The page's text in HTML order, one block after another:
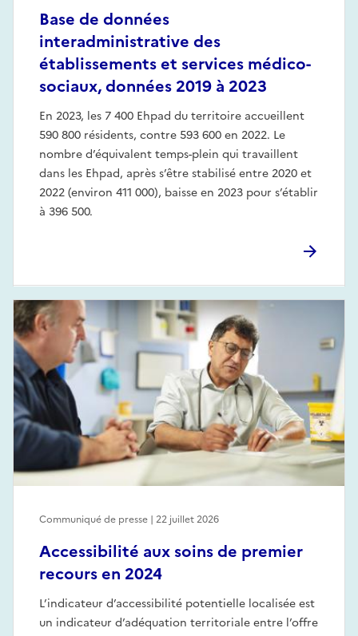
Base de données
interadministrative des
établissements et services médico-
sociaux, données 2019 à 2023
En 2023, les 7 400 Ehpad du territoire accueillent
590 800 résidents, contre 593 600 en 2022. Le
nombre d’équivalent temps-plein qui travaillent
dans les Ehpad, après s’être stabilisé entre 2020 et
2022 (environ 411 000), baisse en 2023 pour s’établir
à 396 500.
Accessibilité aux soins de premier
recours en 2024
L’indicateur d’accessibilité potentielle localisée est
un indicateur d’adéquation territoriale entre l’offre
Communiqué de presse | 22 juillet 2026